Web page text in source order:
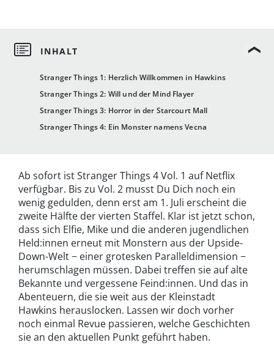
Stranger Things 1: Herzlich Willkommen in Hawkins
Stranger Things 2: Will und der Mind Flayer
Stranger Things 3: Horror in der Starcourt Mall
Stranger Things 4: Ein Monster namens Vecna
Ab sofort ist Stranger Things 4 Vol. 1 auf Netflix
verfügbar. Bis zu Vol. 2 musst Du Dich noch ein
wenig gedulden, denn erst am 1. Juli erscheint die
zweite Hälfte der vierten Staffel. Klar ist jetzt schon,
dass sich Elfie, Mike und die anderen jugendlichen
Held:innen erneut mit Monstern aus der Upside-
Down-Welt − einer grotesken Paralleldimension −
herumschlagen müssen. Dabei treffen sie auf alte
Bekannte und vergessene Feind:innen. Und das in
Abenteuern, die sie weit aus der Kleinstadt
Hawkins herauslocken. Lassen wir doch vorher
noch einmal Revue passieren, welche Geschichten
sie an den aktuellen Punkt geführt haben.